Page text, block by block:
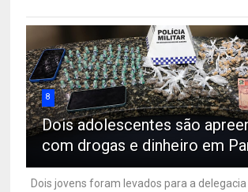
8
Dois adolescentes são
com drogas e dinheiro em
Dois jovens foram levados para a